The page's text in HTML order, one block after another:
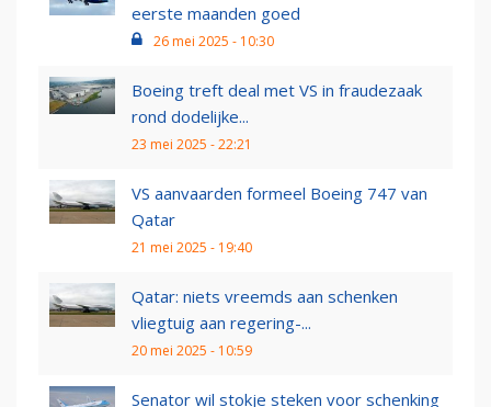
eerste maanden goed
26 mei 2025 - 10:30
Boeing treft deal met VS in fraudezaak
rond dodelijke...
23 mei 2025 - 22:21
VS aanvaarden formeel Boeing 747 van
Qatar
21 mei 2025 - 19:40
Qatar: niets vreemds aan schenken
vliegtuig aan regering-...
20 mei 2025 - 10:59
Senator wil stokje steken voor schenking